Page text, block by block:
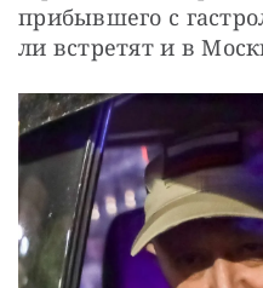
прибывшего с
ли встретят и в